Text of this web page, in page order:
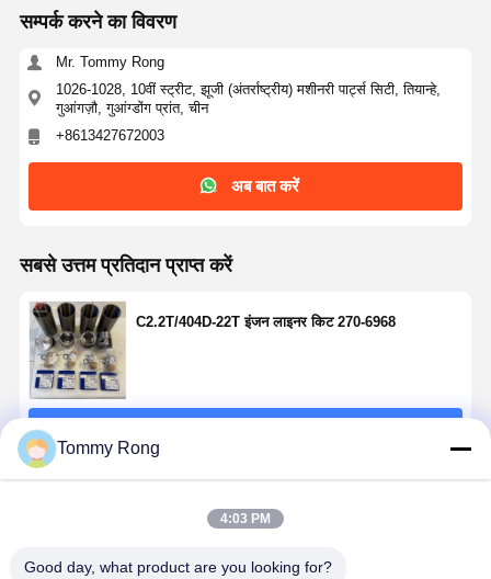
सम्पर्क करने का विवरण
Mr. Tommy Rong
1026-1028, 10वीं स्ट्रीट, झूजी (अंतर्राष्ट्रीय) मशीनरी पार्ट्स सिटी, तियान्हे,
गुआंगज़ौ, गुआंग्डोंग प्रांत, चीन
+8613427672003
अब बात करें
सबसे उत्तम प्रतिदान प्राप्त करें
C2.2T/404D-22T इंजन लाइनर किट 270-6968
Tommy Rong
4:03 PM
Good day, what product are you looking for?